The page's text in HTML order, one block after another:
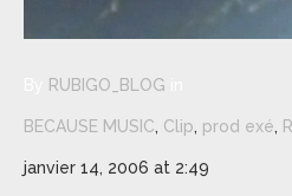
RUBIGO_BLOG
BECAUSE MUSIC, Clip, prod exé,
janvier 14, 2006 at 2:49